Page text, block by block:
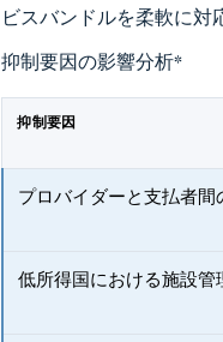
ビスバンドルを柔軟に対
抑制要因の影響分析*
抑制要因
プロバイダーと支払者間
低所得国における施設管